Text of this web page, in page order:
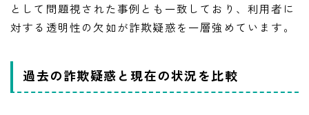
として問題視された事例とも一致しており、利用者に
対する透明性の欠如が詐欺疑惑を一層強めています。
過去の詐欺疑惑と現在の状況を比較